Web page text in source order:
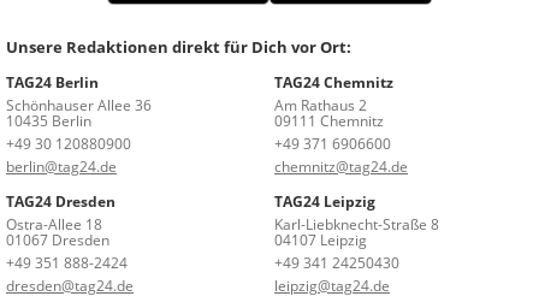
Unsere Redaktionen direkt für Dich vor Ort:
TAG24 Berlin
Schönhauser Allee 36
10435 Berlin
+49 30 120880900
berlin@tag24.de
TAG24 Chemnitz
Am Rathaus 2
09111 Chemnitz
+49 371 6906600
chemnitz@tag24.de
TAG24 Dresden
Ostra-Allee 18
01067 Dresden
+49 351 888-2424
dresden@tag24.de
TAG24 Leipzig
Karl-Liebknecht-Straße 8
04107 Leipzig
+49 341 24250430
leipzig@tag24.de